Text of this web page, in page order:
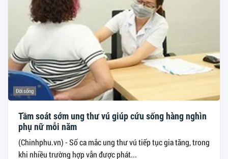
Đời sống
Tầm soát sớm ung thư vú giúp cứu sống hàng nghìn
phụ nữ mỗi năm
(Chinhphu.vn) - Số ca mắc ung thư vú tiếp tục gia tăng, trong
khi nhiều trường hợp vẫn được phát...